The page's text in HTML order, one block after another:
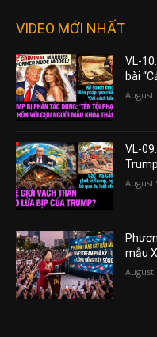
VIDEO MỚI NHẤT
VL-
bài
August
VL-
August
mẫu
August